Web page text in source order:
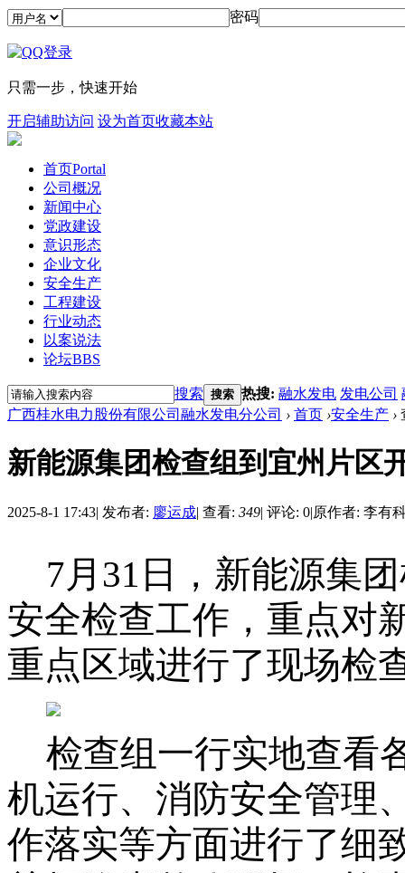
密码
只需一步，快速开始
开启辅助访问 设为首页收藏本站
首页Portal
公司概况
新闻中心
党政建设
意识形态
企业文化
安全生产
工程建设
行业动态
以案说法
论坛BBS
搜索 搜索 热搜: 融水发电 发电公司
广西桂水电力股份有限公司融水发电分公司 › 首页 ›安全生产 ›
新能源集团检查组到宜州片区
2025-8-1 17:43| 发布者: 廖运成| 查看: 349| 评论: 0|原作者: 李有
7月31日，新能源集
安全检查工作，重点对
重点区域进行了现场检
检查组一行实地查看
机运行、消防安全管理
作落实等方面进行了细